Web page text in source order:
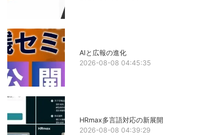
AIと広報の進化
2026-08-08 04:45:35
HRmax多言語対応の新展開
2026-08-08 04:39:29